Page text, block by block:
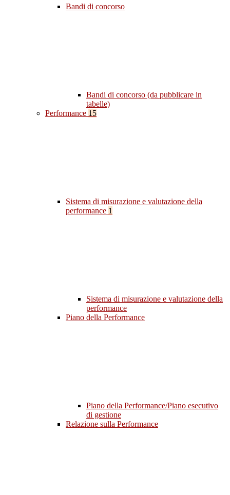
Bandi di concorso
Bandi di concorso (da pubblicare in
tabelle)
Performance 15
Sistema di misurazione e valutazione della
performance 1
Sistema di misurazione e valutazione della
performance
Piano della Performance
Piano della Performance/Piano esecutivo
di gestione
Relazione sulla Performance